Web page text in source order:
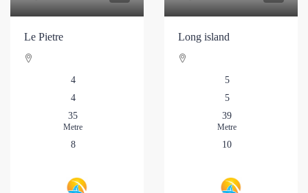
Le Pietre
4
4
35
Metre
8
Long island
5
5
39
Metre
10